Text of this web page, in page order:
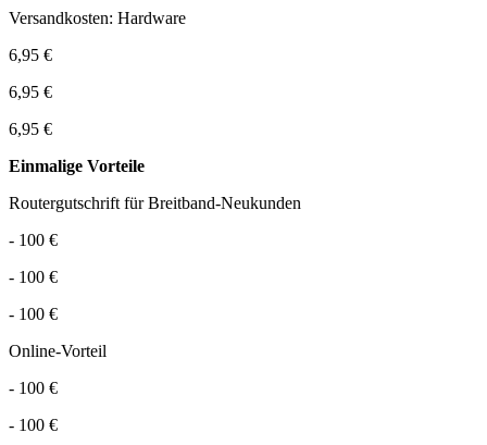
Versandkosten: Hardware
6,95 €
6,95 €
6,95 €
Einmalige Vorteile
Routergutschrift für Breitband-Neukunden
- 100 €
- 100 €
- 100 €
Online-Vorteil
- 100 €
- 100 €